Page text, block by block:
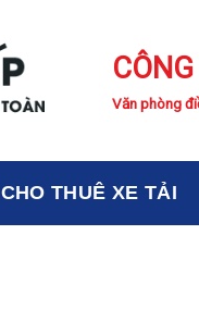
Văn phòng
CHO THUÊ XE TẢI